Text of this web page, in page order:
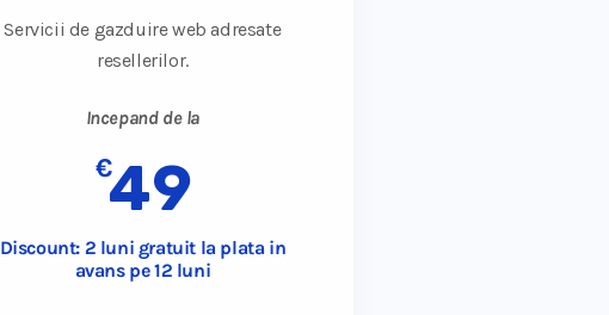
Servicii de gazduire web adresate
resellerilor.
Incepand de la
€49
Discount: 2 luni gratuit la plata in
avans pe 12 luni